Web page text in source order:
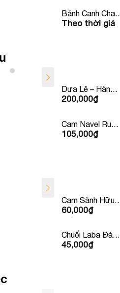
Bánh Canh Chay
Kèm Quẩy
Theo thời giá
Dưa Lê – Hàn
Quốc
200,000₫
Cam Navel Ruột
Vàng Mỹ
105,000₫
Cam Sành Hữu
Cơ Đức
60,000₫
Chuối Laba Đà
lạt
45,000₫